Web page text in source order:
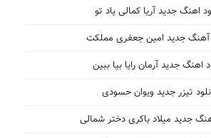
اهنگ جدید آریا کمالی یاد تو
آهنگ جدید امین جعفری مملکت
اهنگ جدید آرمان رایا بیا ببین
تیزر جدید ویوان حسودی
جدید میلاد باکری دختر شمالی